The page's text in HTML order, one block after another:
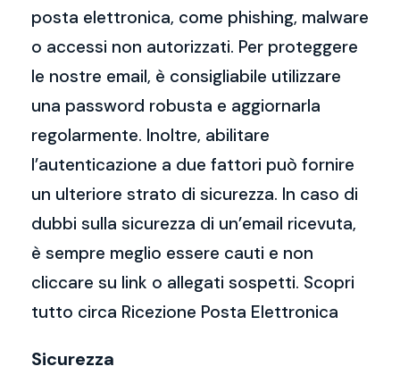
posta elettronica, come phishing, malware
o accessi non autorizzati. Per proteggere
le nostre email, è consigliabile utilizzare
una password robusta e aggiornarla
regolarmente. Inoltre, abilitare
l’autenticazione a due fattori può fornire
un ulteriore strato di sicurezza. In caso di
dubbi sulla sicurezza di un’email ricevuta,
è sempre meglio essere cauti e non
cliccare su link o allegati sospetti. Scopri
tutto circa Ricezione Posta Elettronica
Sicurezza